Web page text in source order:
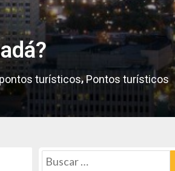
turísticos,Pontos turísticos